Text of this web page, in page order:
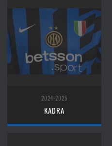
2024-2025
KADRA